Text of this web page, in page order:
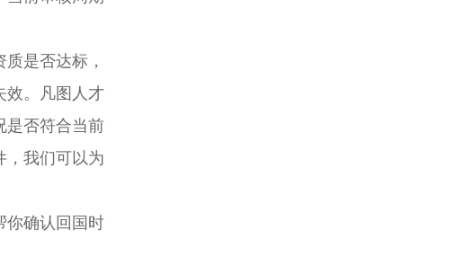
是否达标，
效。凡图人才
是否符合当前
，我们可以为
确认回国时